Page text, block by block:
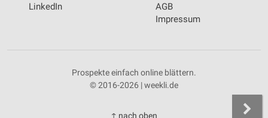
LinkedIn
AGB
Impressum
Prospekte einfach online blättern.
© 2016-2026 | weekli.de
↑ nach oben